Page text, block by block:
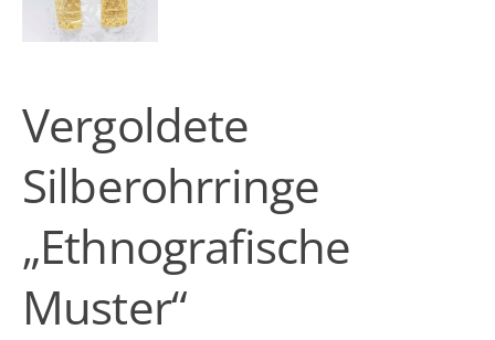
Vergoldete
Silberohrringe
„Ethnografische
Muster“